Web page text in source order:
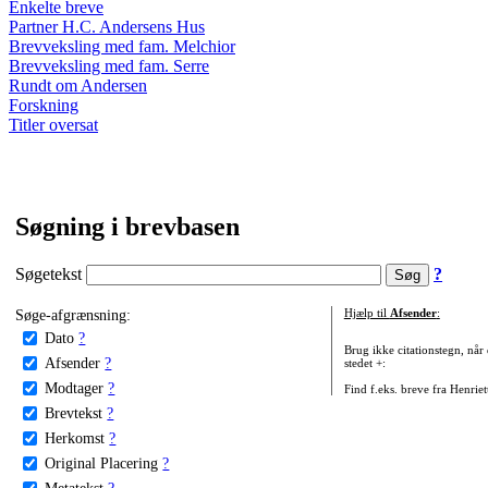
Enkelte breve
Partner H.C. Andersens Hus
Brevveksling med fam. Melchior
Brevveksling med fam. Serre
Rundt om Andersen
Forskning
Titler oversat
Søgning i brevbasen
Søgetekst ?
Søge-afgrænsning:
Dato ?
Afsender ?
Modtager ?
Brevtekst ?
Herkomst ?
Original Placering ?
Hjælp til Afsender:
Brug ikke citationstegn, når
stedet +:
Find f.eks. breve fra